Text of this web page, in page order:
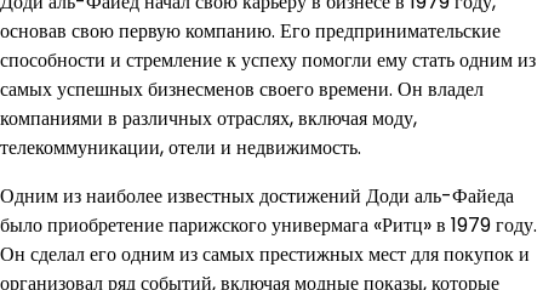
основав свою первую компанию. Его предпринимательские
способности и стремление к успеху помогли ему стать одним из
самых успешных бизнесменов своего времени. Он владел
компаниями в различных отраслях, включая моду,
телекоммуникации, отели и недвижимость.
Одним из наиболее известных достижений Доди аль-Файеда
было приобретение парижского универмага «Ритц» в 1979 году.
Он сделал его одним из самых престижных мест для покупок и
организовал ряд событий, включая модные показы, которые